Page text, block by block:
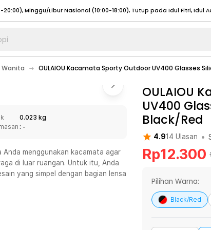
- 20:00), Sabtu - Minggu (08:00 - 20:00), Tutup pada Idul Fitri
Sabtu - Minggu/ Libur Nasional (08:00 - 17:00) Selengkapnya
Sabtu - Minggu/ Libur Nasional (08:00 - 17:00) Selengkapnya
20:00), Minggu/Libur Nasional (12:00-20:00), Tutup pada Idul Fitri
20:00), Minggu/Libur Nasional (12:00-20:00), Tutup pada Idul Fitri
- 20:00), Sabtu - Minggu (08:00 - 20:00), Tutup pada Idul Fitri
Sabtu - Minggu/ Libur Nasional (08:00 - 17:00) Selengkapnya
OULAIOU Kacamata Sporty Outdoor UV400 Glasses
0.023 kg
: -
Anda menggunakan kacamata agar
di luar ruangan. Untuk itu, Anda
yang simpel dengan bagian lensa
OULAIOU
UV400
Black/Red
4.914 Ulasan •
Rp12.300
Pilihan Warna:
Black/Red